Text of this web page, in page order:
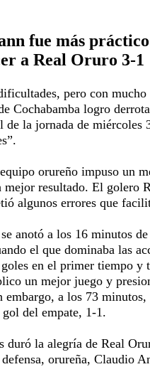
fue más práctico
a Real Oruro 3-1
pero con
Cochabamba logro
de la jornada de miércoles
orureño impuso un
mejor resultado. El golero
algunos errores que
anotó a los 16 minutos
el que dominaba las
en el primer tiempo y
un mejor juego y
a los 73
del empate, 1-1.
duró la alegría de Real
orureña, Claudio